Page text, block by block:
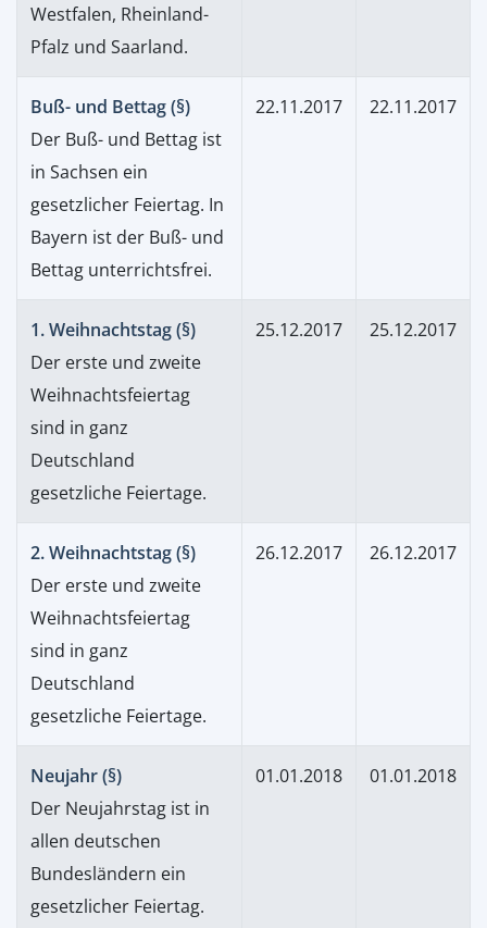
Westfalen, Rheinland-
Pfalz und Saarland.
Buß- und Bettag (§)
Der Buß- und Bettag ist
in Sachsen ein
gesetzlicher Feiertag. In
Bayern ist der Buß- und
Bettag unterrichtsfrei.
22.11.2017 22.11.2017
1. Weihnachtstag (§)
Der erste und zweite
Weihnachtsfeiertag
sind in ganz
Deutschland
gesetzliche Feiertage.
25.12.2017 25.12.2017
2. Weihnachtstag (§)
Der erste und zweite
Weihnachtsfeiertag
sind in ganz
Deutschland
gesetzliche Feiertage.
26.12.2017 26.12.2017
Neujahr (§)
Der Neujahrstag ist in
allen deutschen
Bundesländern ein
gesetzlicher Feiertag.
01.01.2018 01.01.2018